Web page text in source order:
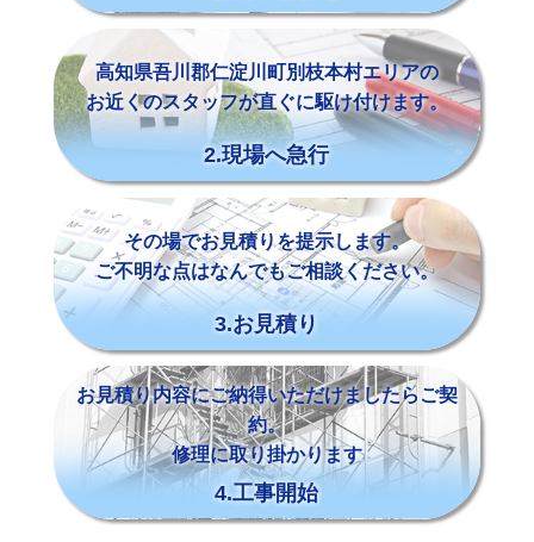
高知県吾川郡仁淀川町別枝本村エリアの
お近くのスタッフが直ぐに駆け付けます。
2.現場へ急行
その場でお見積りを提示します。
ご不明な点はなんでもご相談ください。
3.お見積り
お見積り内容にご納得いただけましたらご契
約。
修理に取り掛かります
4.工事開始